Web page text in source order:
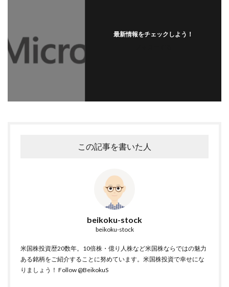
最新情報をチェックしよう！
この記事を書いた人
beikoku-stock
beikoku-stock
米国株投資歴20数年。10倍株・億り人株など米国株ならではの魅力
ある銘柄をご紹介することに努めています。米国株投資で幸せにな
りましょう！ Follow @BeikokuS